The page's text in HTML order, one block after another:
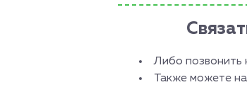
Либо позвонить
Также можете